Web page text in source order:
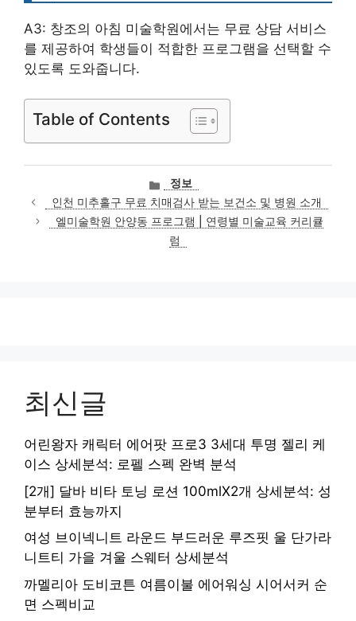
A3: 창조의 아침 미술학원에서는 무료 상담 서비스
를 제공하여 학생들이 적합한 프로그램을 선택할 수
있도록 도와줍니다.
Table of Contents
카
테
고
리
정보
인천 미추홀구 무료 치매검사 받는 보건소 및 병원 소개
엘미술학원 안양동 프로그램 | 연령별 미술교육 커리큘
럼
최신글
어린왕자 캐릭터 에어팟 프로3 3세대 투명 젤리 케
이스 상세분석: 로펠 스펙 완벽 분석
[2개] 달바 비타 토닝 로션 100mlX2개 상세분석: 성
분부터 효능까지
여성 브이넥니트 라운드 부드러운 루즈핏 울 단가라
니트티 가을 겨울 스웨터 상세분석
까멜리아 도비코튼 여름이불 에어워싱 시어서커 순
면 스펙비교